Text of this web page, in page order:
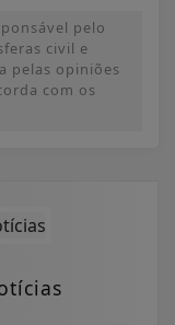
pelo
civil e
pelas opiniões
com os